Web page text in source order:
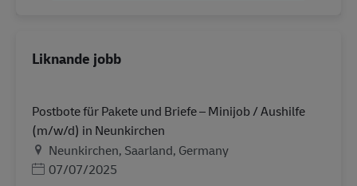
Liknande jobb
Postbote für Pakete und Briefe – Minijob / Aushilfe
(m/w/d) in Neunkirchen
PlatsNeunkirchen, Saarland, Germany
Posted Date
07/07/2025